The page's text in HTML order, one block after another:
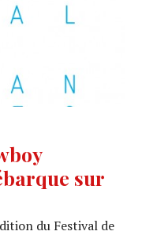
sur
du Festival de